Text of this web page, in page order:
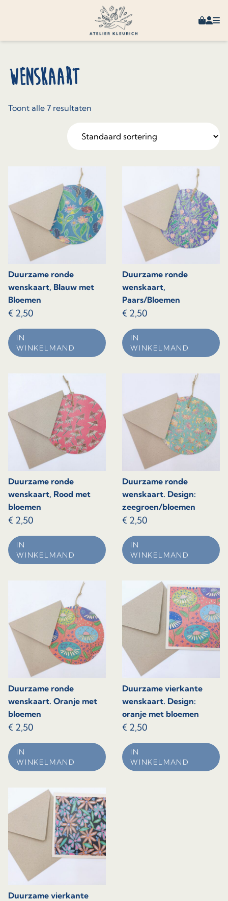
Mijn
Wenskaart
Toont alle 7 resultaten
Duurzame ronde
wenskaart, Blauw met
Bloemen
€ 2,50
IN
WINKELMAND
Duurzame ronde
wenskaart,
Paars/Bloemen
€ 2,50
IN
WINKELMAND
Duurzame ronde
wenskaart, Rood met
bloemen
€ 2,50
IN
WINKELMAND
Duurzame ronde
wenskaart. Design:
zeegroen/bloemen
€ 2,50
IN
WINKELMAND
Duurzame ronde
wenskaart. Oranje met
bloemen
€ 2,50
IN
WINKELMAND
Duurzame vierkante
wenskaart. Design:
oranje met bloemen
€ 2,50
IN
WINKELMAND
Duurzame vierkante